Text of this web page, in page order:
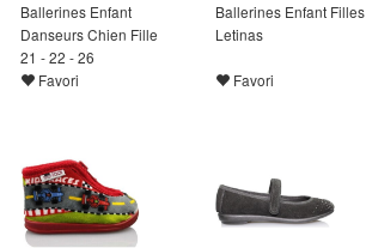
Ballerines Enfant
Danseurs Chien Fille
21 - 22 - 26
Favori
Ballerines Enfant Filles
Letinas
Favori